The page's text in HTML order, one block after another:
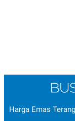
Harga Emas